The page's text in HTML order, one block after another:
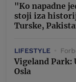
"Ko napadne
stoji iza
Turske,
LIFESTYLE
Vigeland Park:
Osla